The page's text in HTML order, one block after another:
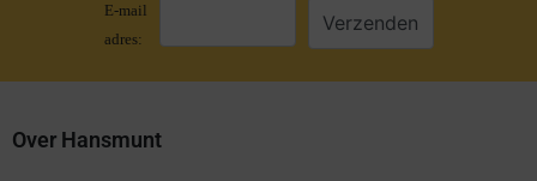
E-mail
adres:
Over Hansmunt